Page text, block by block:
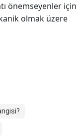
önemseyenler için
olmak üzere